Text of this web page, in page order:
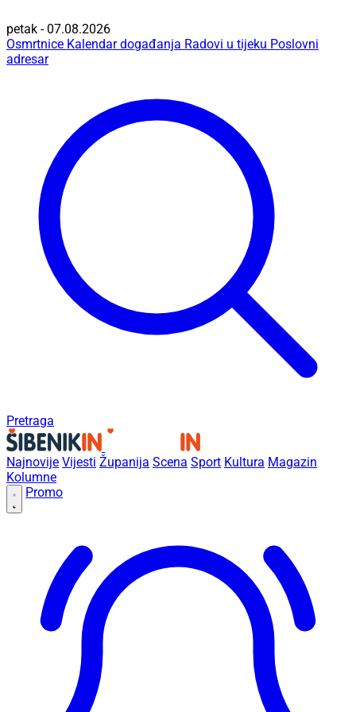
petak - 07.08.2026
Osmrtnice Kalendar događanja Radovi u tijeku Poslovni
adresar
Pretraga
Najnovije Vijesti Županija Scena Sport Kultura Magazin
Kolumne
Promo